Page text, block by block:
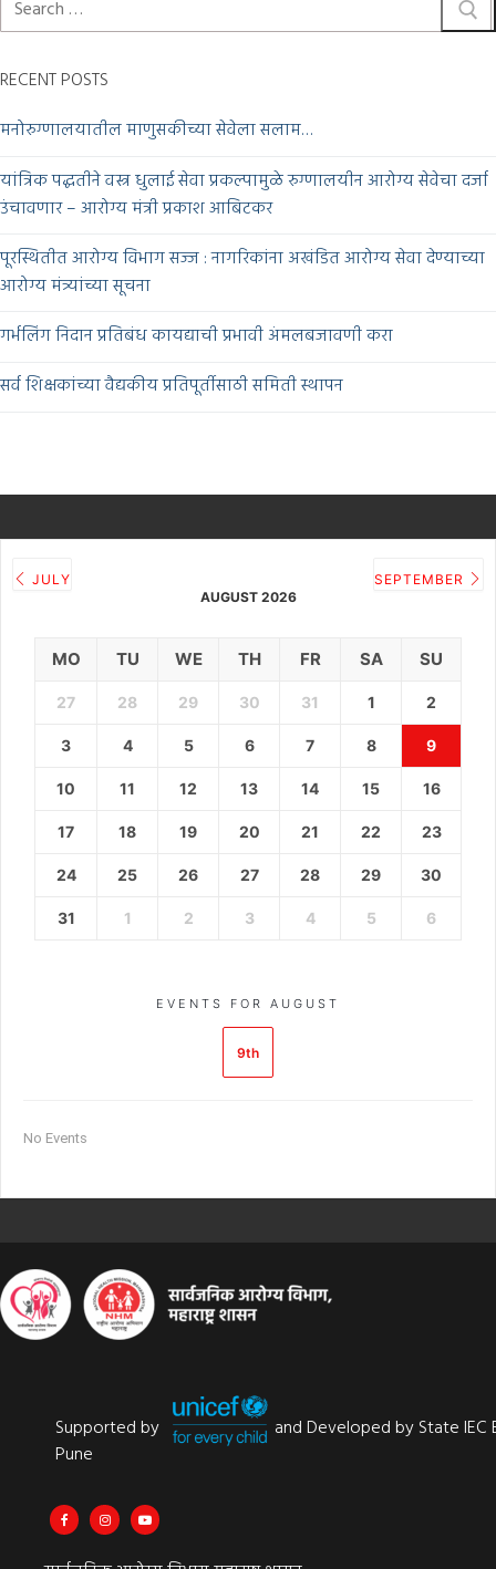
RECENT POSTS
मनोरुग्णालयातील माणुसकीच्या सेवेला सलाम…
यांत्रिक पद्धतीने वस्त्र धुलाई सेवा प्रकल्पामुळे रुग्णालयीन आरोग्य सेवेचा दर्जा
उंचावणार – आरोग्य मंत्री प्रकाश आबिटकर
पूरस्थितीत आरोग्य विभाग सज्ज : नागरिकांना अखंडित आरोग्य सेवा देण्याच्या
आरोग्य मंत्र्यांच्या सूचना
गर्भलिंग निदान प्रतिबंध कायद्याची प्रभावी अंमलबजावणी करा
सर्व शिक्षकांच्या वैद्यकीय प्रतिपूर्तीसाठी समिती स्थापन
JULY
AUGUST 2026
SEPTEMBER
MO TU WE TH FR SA SU
27 28 29 30 31 1 2
3 4 5 6 7 8 9
10 11 12 13 14 15 16
17 18 19 20 21 22 23
24 25 26 27 28 29 30
31 1 2 3 4 5 6
EVENTS FOR AUGUST
9th
No Events
Supported by
and Developed by State IEC
Pune